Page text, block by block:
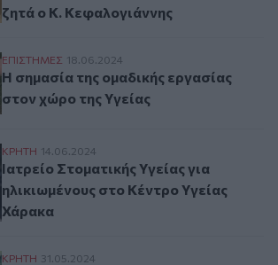
ζητά ο Κ. Κεφαλογιάννης
Η σημασία της ομαδικής εργασίας στον
ΕΠΙΣΤΗΜΕΣ 18.06.2024
Η σημασία της ομαδικής εργασίας
στον χώρο της Υγείας
Ιατρείο Στοματικής Υγείας για
ΚΡΗΤΗ 14.06.2024
Ιατρείο Στοματικής Υγείας για
ηλικιωμένους στο Κέντρο Υγείας
Χάρακα
Προσυμπτωματικος έλεγχος νοσημάτων
ΚΡΗΤΗ 31.05.2024